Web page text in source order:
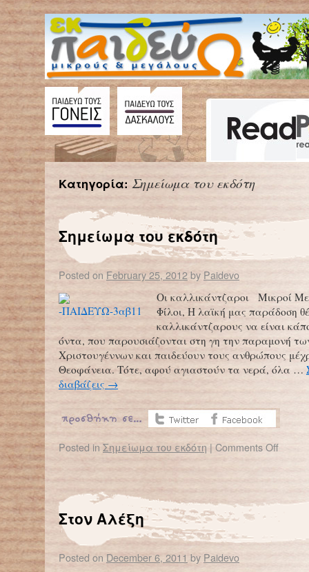
Κατηγορία: Σημείωμα του εκδότη
Σημείωμα του εκδότη
Posted on February 25, 2012by Paidevo
Οι καλλικάντζαροι Μικροί
Φίλοι, Η λαϊκή μας παράδοση
καλλικάντζαρους να είναι
όντα, που παρουσιάζονται στη γη την παραμονή
Χριστουγέννων και παιδεύουν τους ανθρώπους
Θεοφάνεια. Τότε, αφού αγιαστούν τα νερά, όλα …
διαβάζεις →
Posted in Σημείωμα του εκδότη | Comments Off
Στον Αλέξη
Posted on December 6, 2011 by Paidevo